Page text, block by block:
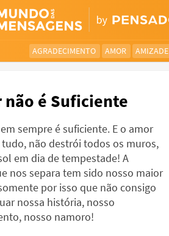
AGRADECIMENTO AMOR AMIZADE
não é Suficiente
sempre é suficiente. E o amor
não destrói todos os muros,
em dia de tempestade! A
nos separa tem sido nosso maior
por isso que não consigo
nossa história, nosso
nosso namoro!